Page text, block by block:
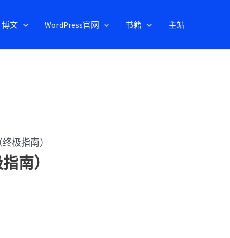
博文 WordPress官网 书籍 主站
极指南）
南）